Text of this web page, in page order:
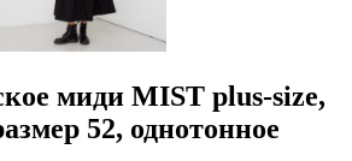
миди MIST plus-size,
52, однотонное